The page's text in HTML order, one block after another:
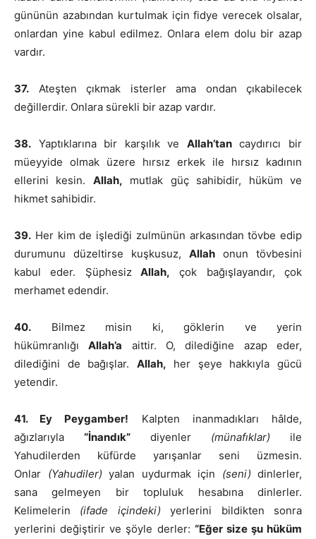
gününün azabından kurtulmak için fidye verecek olsalar,
onlardan yine kabul edilmez. Onlara elem dolu bir azap
vardır.
37. Ateşten çıkmak isterler ama ondan çıkabilecek
değillerdir. Onlara sürekli bir azap vardır.
38. Yaptıklarına bir karşılık ve Allah’tancaydırıcı bir
müeyyide olmak üzere hırsız erkek ile hırsız kadının
ellerini kesin. Allah, mutlak güç sahibidir, hüküm ve
hikmet sahibidir.
39. Her kim de işlediği zulmünün arkasından tövbe edip
durumunu düzeltirse kuşkusuz, Allah onun tövbesini
kabul eder. ŞüphesizAllah, çok bağışlayandır, çok
merhamet edendir.
40. Bilmez misin ki, göklerin ve yerin
hükümranlığıAllah’a aittir. O, dilediğine azap eder,
dilediğini de bağışlar. Allah, her şeye hakkıyla gücü
yetendir.
41. Ey Peygamber! Kalpten inanmadıkları hâlde,
ağızlarıyla “İnandık” diyenler (münafıklar) ile
Yahudilerden küfürde yarışanlar seni üzmesin.
Onlar (Yahudiler) yalan uydurmak için (seni) dinlerler,
sana gelmeyen bir topluluk hesabına dinlerler.
Kelimelerin (ifade içindeki) yerlerini bildikten sonra
yerlerini değiştirir ve şöyle derler: “Eğer size şu hüküm